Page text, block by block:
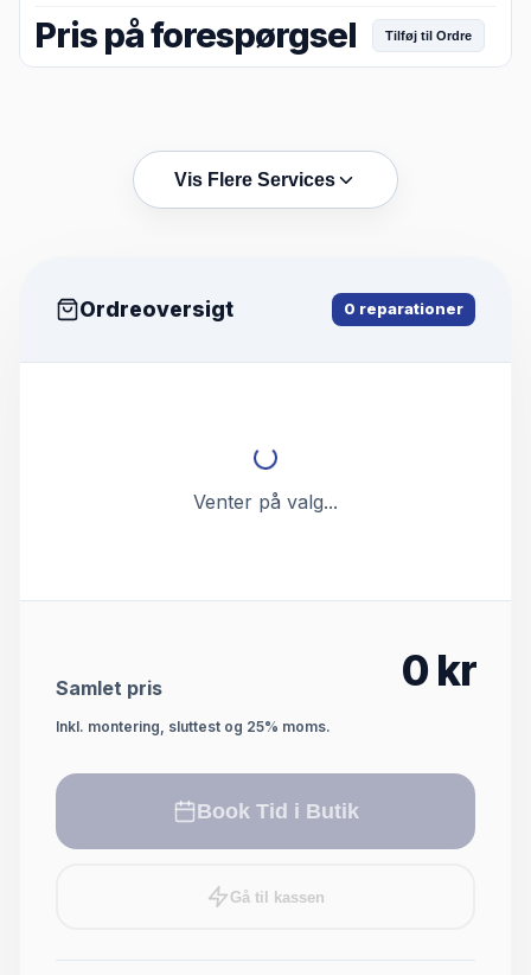
Pris på forespørgsel Tilføj til Ordre
Vis Flere Services
Ordreoversigt 0 reparationer
Venter på valg...
Samlet pris 0 kr
Inkl. montering, sluttest og 25% moms.
Book Tid i Butik
Gå til kassen